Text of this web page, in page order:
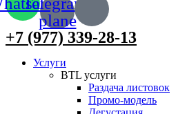
plane
+7 (977) 339-28-13
Услуги
BTL услуги
Раздача листовок
Промо-модель